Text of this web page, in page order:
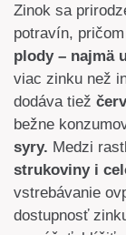
Zinok sa
potravín,
plody – najmä
viac zinku než
dodáva tiež
bežne
syry. Medzi
strukoviny i
vstrebávanie
dostupnosť